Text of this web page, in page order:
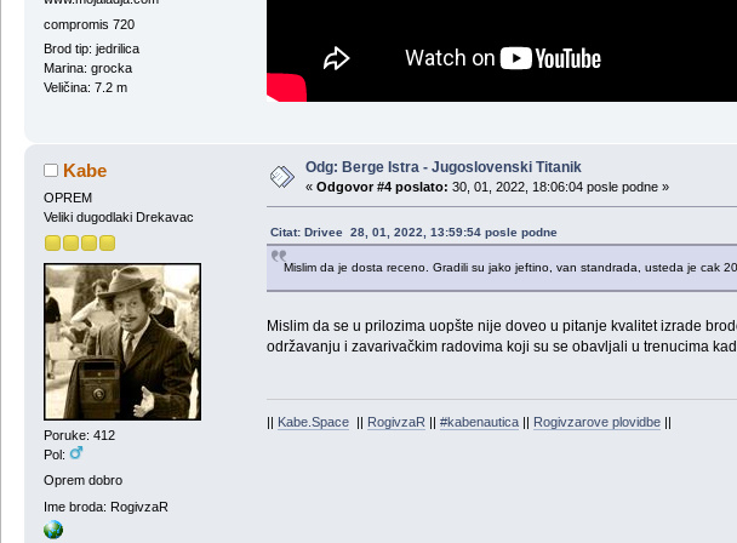
compromis 720
Brod tip: jedrilica
Marina: grocka
Veličina: 7.2 m
Kabe
OPREM
Veliki dugodlaki Drekavac
Poruke: 412
Pol:
Oprem dobro
Ime broda: RogivzaR
Odg: Berge Istra - Jugoslovenski Titanik
« Odgovor #4 poslato: 30, 01, 2022, 18:06:04 posle podne »
Citat: Drivee 28, 01, 2022, 13:59:54 posle podne
Mislim da je dosta receno. Gradili su jako jeftino, van standrada, usteda je cak
Mislim da se u prilozima uopšte nije doveo u pitanje kvalitet izrade
održavanju i zavarivačkim radovima koji su se obavljali u trenucima
|| Kabe.Space|| RogivzaR || #kabenautica|| Rogivzarove plovidbe||